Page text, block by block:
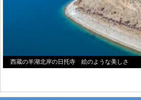
西蔵の羊湖北岸の日托寺 絵のような美しさ